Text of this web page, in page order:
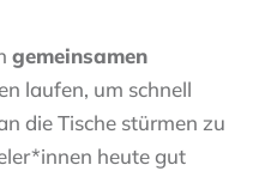
gemeinsamen
laufen, um schnell
die Tische stürmen zu
heute gut